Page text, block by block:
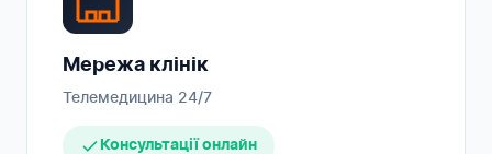
Мережа клінік
Телемедицина 24/7
Консультації онлайн